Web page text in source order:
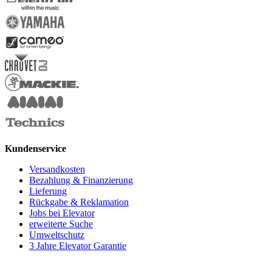
Kundenservice
Versandkosten
Bezahlung & Finanzierung
Lieferung
Rückgabe & Reklamation
Jobs bei Elevator
erweiterte Suche
Umweltschutz
3 Jahre Elevator Garantie